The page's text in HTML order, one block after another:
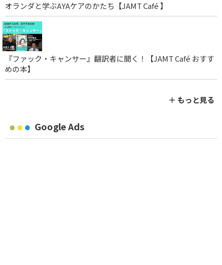
オランダと学ぶAYAケアのかたち【JAMT Café 】
『ファック・キャンサー』翻訳者に聞く！【JAMT Café おすす
めの本】
＋ もっと見る
Google Ads